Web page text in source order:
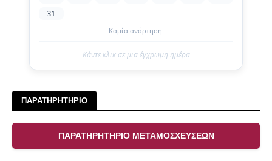
31
Καμία ανάρτηση.
Κάντε κλικ σε μια έγχρωμη ημέρα
ΠΑΡΑΤΗΡΗΤΗΡΙΟ
ΠΑΡΑΤΗΡΗΤΗΡΙΟ ΜΕΤΑΜΟΣΧΕΥΣΕΩΝ